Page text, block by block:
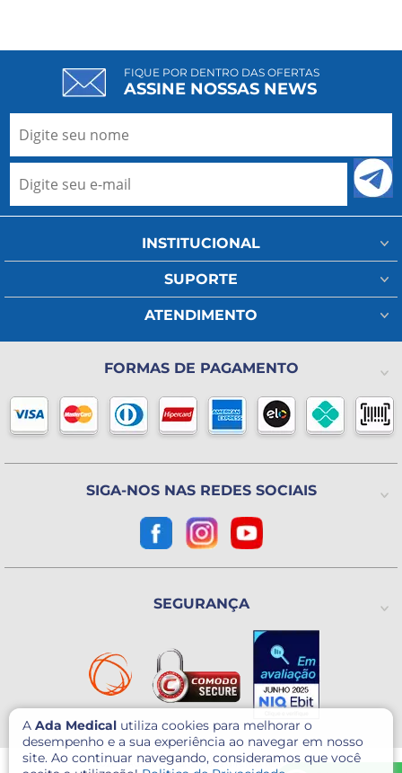
A Ada Medical utiliza cookies para melhorar o
desempenho e a sua experiência ao navegar em nosso
site. Ao continuar navegando, consideramos que você
FIQUE POR DENTRO DAS OFERTAS
ASSINE NOSSAS NEWS
INSTITUCIONAL
Minha Conta
Fale Conosco
Meus Pedidos
Lista de Desejos
Blog
SUPORTE
Assistência Técnica
Política de Privacidade
Política de Trocas ou Devoluções
ATENDIMENTO
(11) 93802-1111
(11) 2325-4371
Horário de atendimento
De 2ª a 6ª feira das 8h às 18h
(Exceto Feriados)
Utinga - Santo André / SP
CEP: 09220-611
Como chegar?
CNPJ: 07.003.260/0001-60
FORMAS DE PAGAMENTO
SIGA-NOS NAS REDES SOCIAIS
SEGURANÇA
© 2026 - Ada Medical - Todos direitos reservados.